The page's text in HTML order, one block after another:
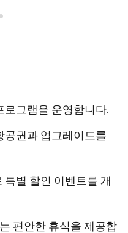
로그램을 운영합니다.
공권과 업그레이드를
별 할인 이벤트를 개
편안한 휴식을 제공합